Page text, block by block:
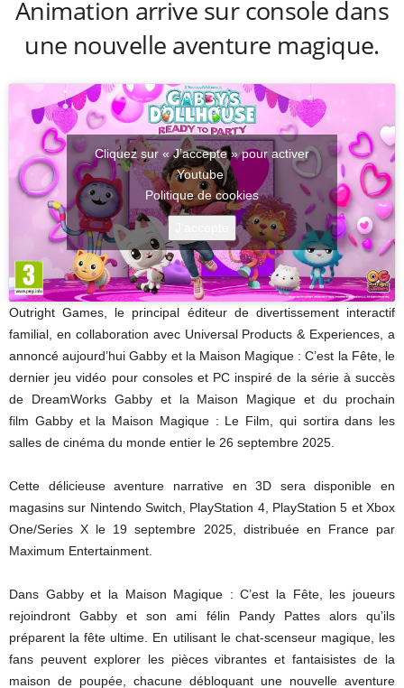
Animation arrive sur console dans
une nouvelle aventure magique.
Cliquez sur « J’accepte » pour activer
Youtube
Politique de cookies
Outright Games, le principal éditeur de divertissement interactif
familial, en collaboration avec Universal Products & Experiences, a
annoncé aujourd’hui Gabby et la Maison Magique : C’est la Fête, le
dernier jeu vidéo pour consoles et PC inspiré de la série à succès
de DreamWorks Gabby et la Maison Magique et du prochain
film Gabby et la Maison Magique : Le Film, qui sortira dans les
salles de cinéma du monde entier le 26 septembre 2025.
Cette délicieuse aventure narrative en 3D sera disponible en
magasins sur Nintendo Switch, PlayStation 4, PlayStation 5 et Xbox
One/Series X le 19 septembre 2025, distribuée en France par
Maximum Entertainment.
Dans Gabby et la Maison Magique : C’est la Fête, les joueurs
rejoindront Gabby et son ami félin Pandy Pattes alors qu’ils
préparent la fête ultime. En utilisant le chat-scenseur magique, les
fans peuvent explorer les pièces vibrantes et fantaisistes de la
maison de poupée, chacune débloquant une nouvelle aventure